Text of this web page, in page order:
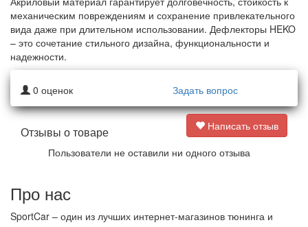
механическим повреждениям и сохранение привлекательного
вида даже при длительном использовании. Дефлекторы HEKO
– это сочетание стильного дизайна, функциональности и
надежности.
0 оценок Задать вопрос
Отзывы о товаре
Написать отзыв
Пользователи не оставили ни одного отзыва
Про нас
SportCar – один из лучших интернет-магазинов тюнинга и